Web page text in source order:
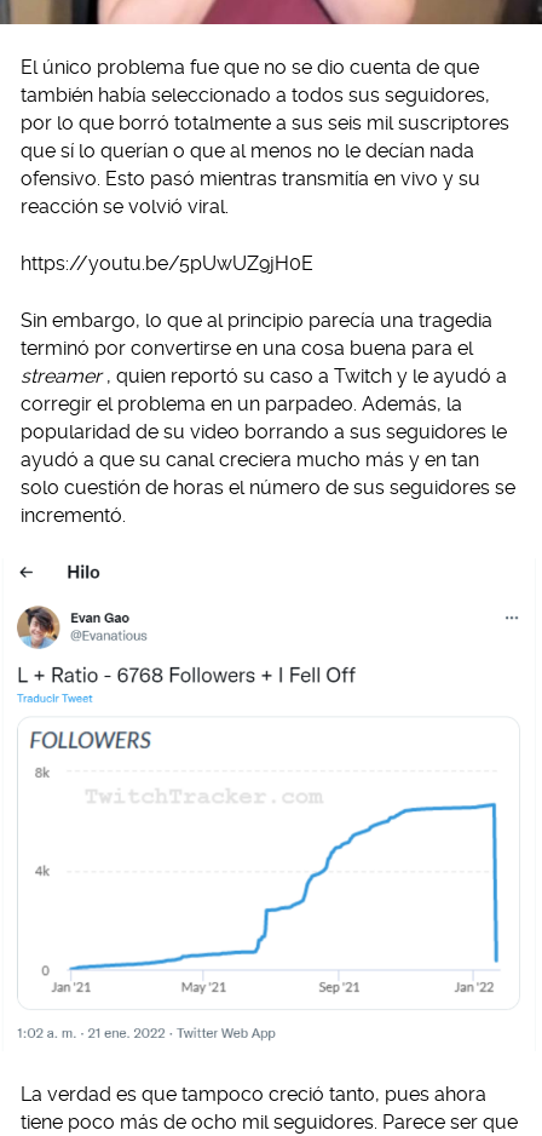
El único problema fue que no se dio cuenta de que
también había seleccionado a todos sus seguidores,
por lo que borró totalmente a sus seis mil suscriptores
que sí lo querían o que al menos no le decían nada
ofensivo. Esto pasó mientras transmitía en vivo y su
reacción se volvió viral.
https://youtu.be/5pUwUZ9jH0E
Sin embargo, lo que al principio parecía una tragedia
terminó por convertirse en una cosa buena para el
streamer , quien reportó su caso a Twitch y le ayudó a
corregir el problema en un parpadeo. Además, la
popularidad de su video borrando a sus seguidores le
ayudó a que su canal creciera mucho más y en tan
solo cuestión de horas el número de sus seguidores se
incrementó.
La verdad es que tampoco creció tanto, pues ahora
tiene poco más de ocho mil seguidores. Parece ser que